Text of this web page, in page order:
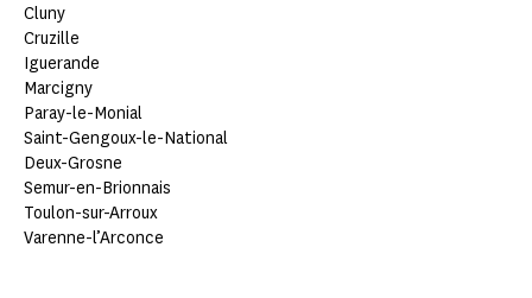
Cluny
Cruzille
Iguerande
Marcigny
Paray-le-Monial
Saint-Gengoux-le-National
Deux-Grosne
Semur-en-Brionnais
Toulon-sur-Arroux
Varenne-l’Arconce